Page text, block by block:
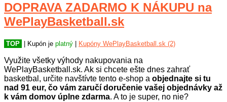
DOPRAVA ZADARMO K NÁKUPU na
WePlayBasketball.sk
TOP | Kupón je platný Kupóny WePlayBasketball.sk (2)
Využite všetky výhody nakupovania na
WePlayBasketball.sk. Ak si chcete ešte dnes zahrať
basketbal, určite navštívte tento e-shop a objednajte si tu
nad 91 eur, čo vám zaručí doručenie vašej objednávky až
k vám domov úplne zdarma. A to je super, no nie?